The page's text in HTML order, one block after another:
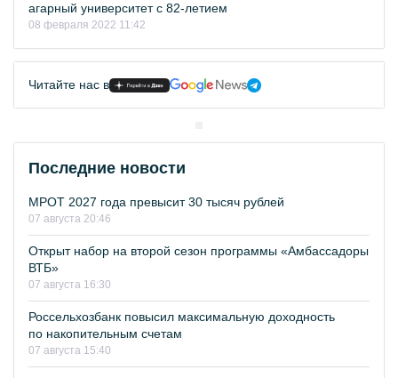
агарный университет с 82-летием
08 февраля 2022 11:42
Читайте нас в
Последние новости
МРОТ 2027 года превысит 30 тысяч рублей
07 августа 20:46
Открыт набор на второй сезон программы «Амбассадоры
ВТБ»
07 августа 16:30
Россельхозбанк повысил максимальную доходность
по накопительным счетам
07 августа 15:40